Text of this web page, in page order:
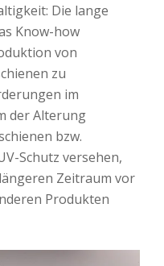
Die lange
Know-how
von
zu
im
der Alterung
bzw.
Schutz versehen,
Zeitraum vor
Produkten